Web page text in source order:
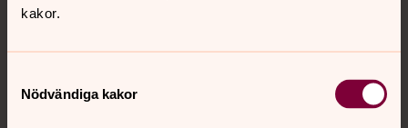
kakor.
Nödvändiga kakor
Hitta snabbt
Sociala kanaler